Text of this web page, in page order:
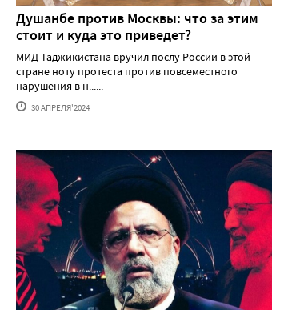
Душанбе против Москвы: что за этим
стоит и куда это приведет?
МИД Таджикистана вручил послу России в этой
стране ноту протеста против повсеместного
нарушения в н......
30 АПРЕЛЯ'2024